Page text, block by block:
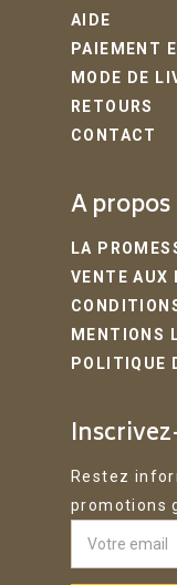
AIDE
PAIEMENT
MODE DE
RETOURS
CONTACT
A propos
LA
VENTE AUX
MENTIONS
POLITIQUE
Restez
promotions